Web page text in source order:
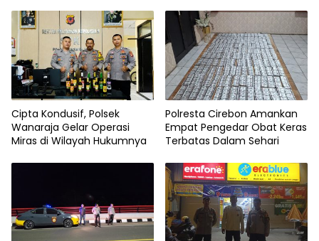
Cipta Kondusif, Polsek
Wanaraja Gelar Operasi
Miras di Wilayah Hukumnya
Polresta Cirebon Amankan
Empat Pengedar Obat Keras
Terbatas Dalam Sehari